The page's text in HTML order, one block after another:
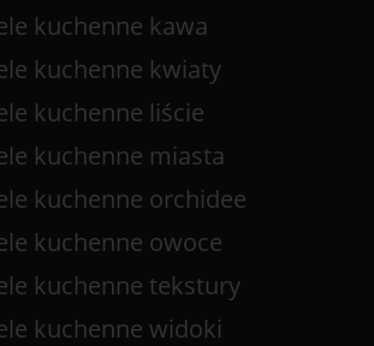
kuchenne kawa
kuchenne kwiaty
kuchenne liście
kuchenne miasta
kuchenne orchidee
kuchenne owoce
kuchenne tekstury
kuchenne widoki